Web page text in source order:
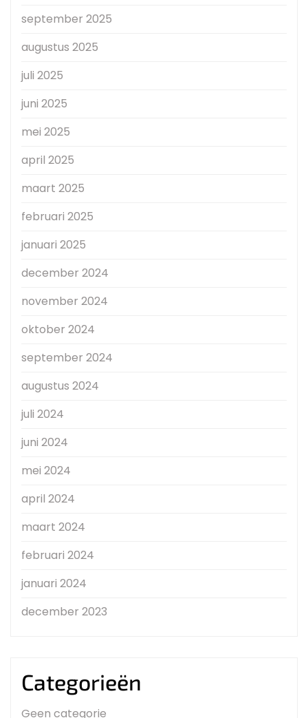
september 2025
augustus 2025
juli 2025
juni 2025
mei 2025
april 2025
maart 2025
februari 2025
januari 2025
december 2024
november 2024
oktober 2024
september 2024
augustus 2024
juli 2024
juni 2024
mei 2024
april 2024
maart 2024
februari 2024
januari 2024
december 2023
Categorieën
Geen categorie